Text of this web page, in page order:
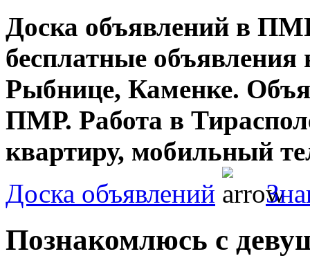
Доска объявлений в
бесплатные объявления
Рыбнице, Каменке.
ПМР. Работа в
квартиру, мобильный
Доска объявлений
Познакомлюсь с